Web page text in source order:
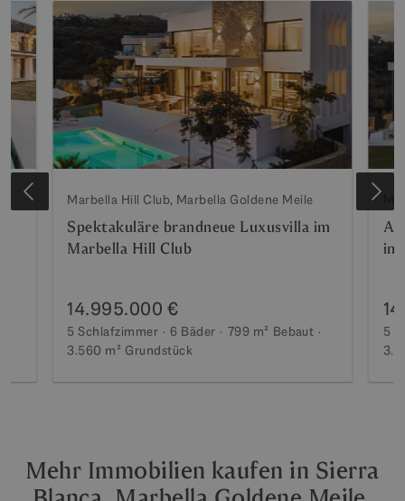
Marbella Hill Club, Marbella Goldene Meile
Spektakuläre brandneue Luxusvilla im
Marbella Hill Club
14.995.000 €
5 Schlafzimmer 6 Bäder 799 m² Bebaut
3.560 m² Grundstück
im
5
Mehr Immobilien kaufen in Sierra